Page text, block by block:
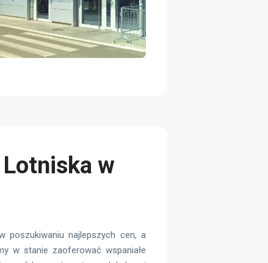
w
poszukiwaniu najlepszych cen, a
w stanie zaoferować wspaniałe